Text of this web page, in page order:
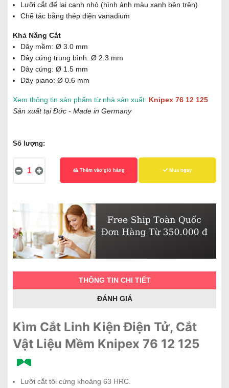
Lưỡi cắt để lại cạnh nhỏ (hình ảnh màu xanh bên trên)
Chế tác bằng thép điện vanadium
Khả Năng Cắt
Dây mềm: Ø 3.0 mm
Dây cứng trung bình: Ø 2.3 mm
Dây cứng: Ø 1.5 mm
Dây piano: Ø 0.6 mm
Xem thông tin sản phẩm từ nhà sản xuất: Knipex 76 12 125
Sản xuất tại Đức - Made in Germany
Số lượng:
Thêm vào giỏ hàng Mua ngay
THÔNG TIN CHI TIẾT
ĐÁNH GIÁ
Kìm Cắt Linh Kiện Điện Tử, Cắt
Vật Liệu Mềm Knipex 76 12 125
Lưỡi cắt tôi cứng khoảng 63 HRC.